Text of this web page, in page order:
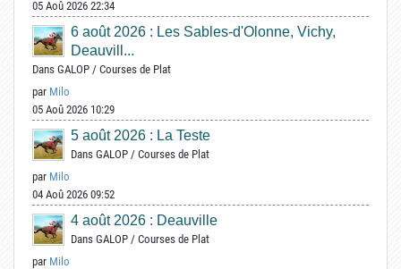
05 Aoû 2026 22:34
6 août 2026 : Les Sables-d'Olonne, Vichy,
Deauvill...
Dans GALOP / Courses de Plat
par Milo
05 Aoû 2026 10:29
5 août 2026 : La Teste
Dans GALOP / Courses de Plat
par Milo
04 Aoû 2026 09:52
4 août 2026 : Deauville
Dans GALOP / Courses de Plat
par Milo